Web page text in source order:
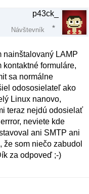
p43ck_
Návštevník
nainštalovaný LAMP
kontaktné formuláre,
sa normálne
odososielateľ ako
Linux nanovo,
teraz nejdú odosielať
neviete kde
ani SMTP ani
že som niečo zabudol
za odpoveď ;-)